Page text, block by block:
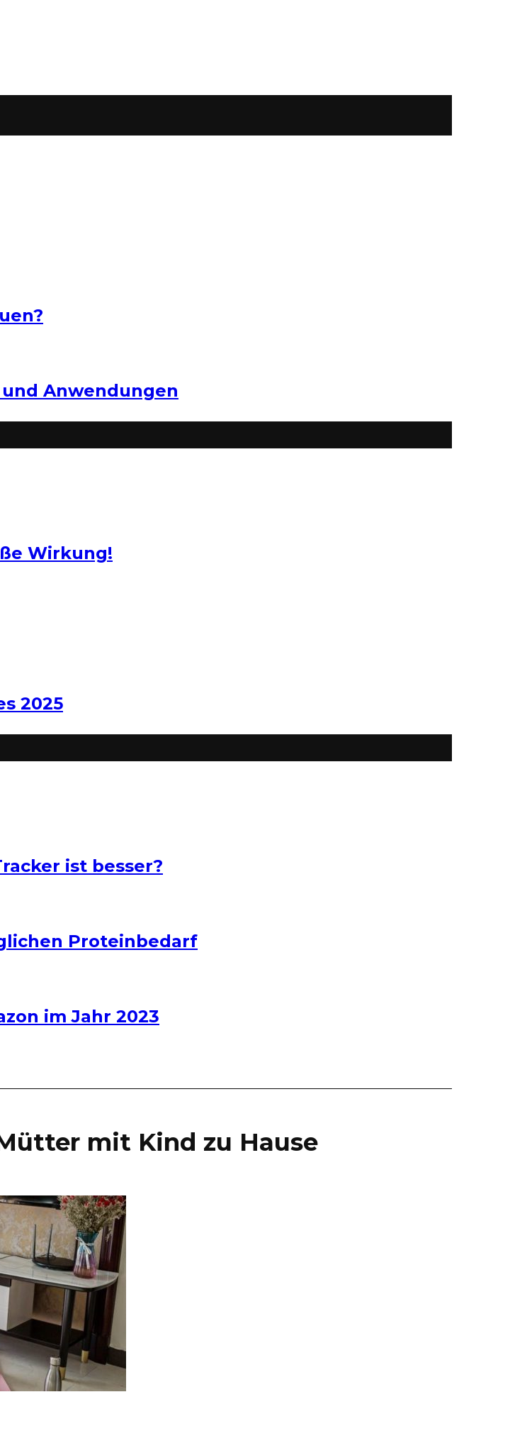
Anwendungen
Wirkung!
2025
ist besser?
Proteinbedarf
im Jahr 2023
mit Kind zu Hause